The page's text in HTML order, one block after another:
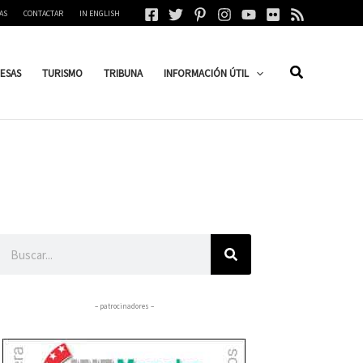
CONTACTAR IN ENGLISH
TURISMO TRIBUNA INFORMACIÓN ÚTIL
– patrocinadores –